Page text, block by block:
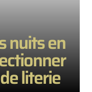
nuits en
literie